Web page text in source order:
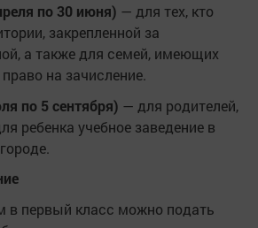
по 30 июня) — для тех, кто
закрепленной за
а также для семей, имеющих
на зачисление.
по 5 сентября) — для родителей,
ребенка учебное заведение в
в первый класс можно подать